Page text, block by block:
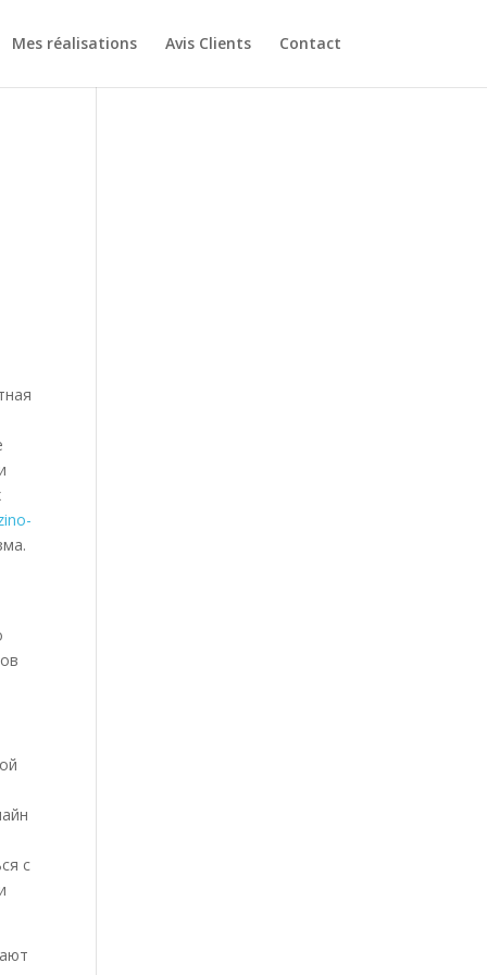
Mes réalisations Avis Clients Contact
с